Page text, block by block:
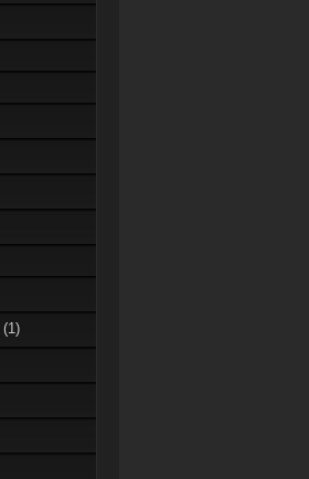
(1)